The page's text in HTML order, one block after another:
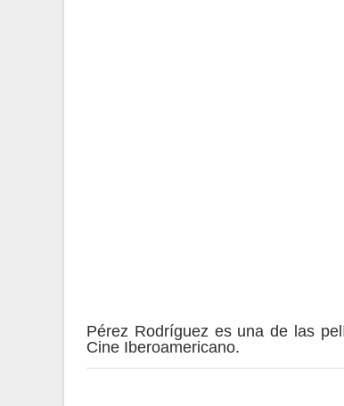
Pérez Rodríguez es una de las
Cine Iberoamericano.